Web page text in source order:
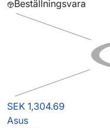
Beställningsvara
SEK 1,304.69
Asus